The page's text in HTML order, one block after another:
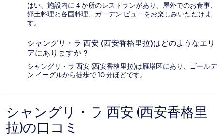
はい、施設内に 4 か所のレストランがあり、屋外でのお食事、
郷土料理と各国料理、ガーデン ビューをお楽しみいただけま
す。
シャングリ・ラ 西安 (西安香格里拉)はどのようなエリ
アにありますか ?
シャングリ・ラ 西安 (西安香格里拉)は雁塔区にあり、ゴールデ
ン イーグルから徒歩で 10 分ほどです。
口
コ
シャングリ・ラ 西安 (西安香格里
拉)の口コミ